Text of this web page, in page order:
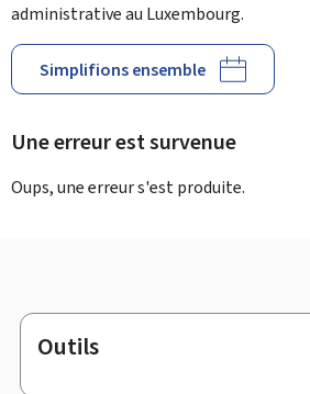
administrative au Luxembourg.
Simplifions ensemble
Une erreur est survenue
Oups, une erreur s'est produite.
Pied
de
Outils